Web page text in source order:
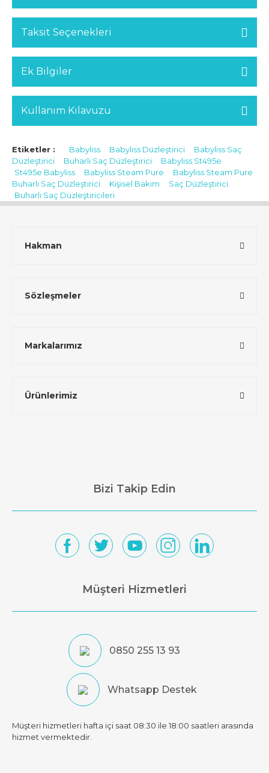
Taksit Seçenekleri
Ek Bilgiler
Kullanım Kılavuzu
Etiketler : Babyliss Babyliss Düzleştirici
Babyliss Saç
Düzleştirici
Buharlı Saç Düzleştirici
Babyliss St495e
St495e Babyliss
Babyliss Steam Pure
Babyliss Steam Pure
Buharlı Saç Düzleştirici
Kişisel Bakım
Saç Düzleştirici
Buharlı Saç Düzleştiricileri
Hakman
Sözleşmeler
Markalarımız
Ürünlerimiz
Bizi Takip Edin
Müşteri Hizmetleri
0850 255 13 93
Whatsapp Destek
Müşteri hizmetleri hafta içi saat 08:30 ile 18:00 saatleri arasında
hizmet vermektedir.